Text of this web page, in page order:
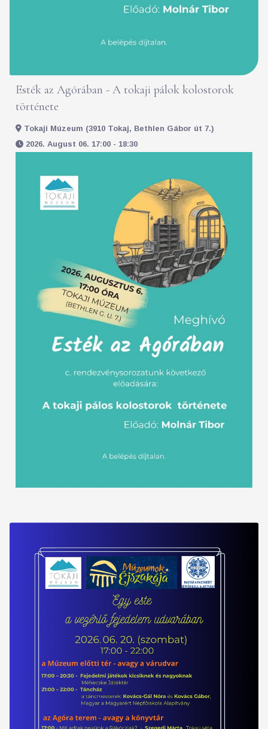
Esték az Agórában - A tokaji pálok kolostorok
története
Tokaji Múzeum (3910 Tokaj, Bethlen Gábor út 7.)
2026. August 06. 17:00 - 18:30